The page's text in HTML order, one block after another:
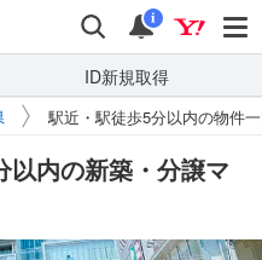
検索 通知
i
ID新規取得
駅近・駅徒歩5分以内の物件
以内の新築・分譲マ